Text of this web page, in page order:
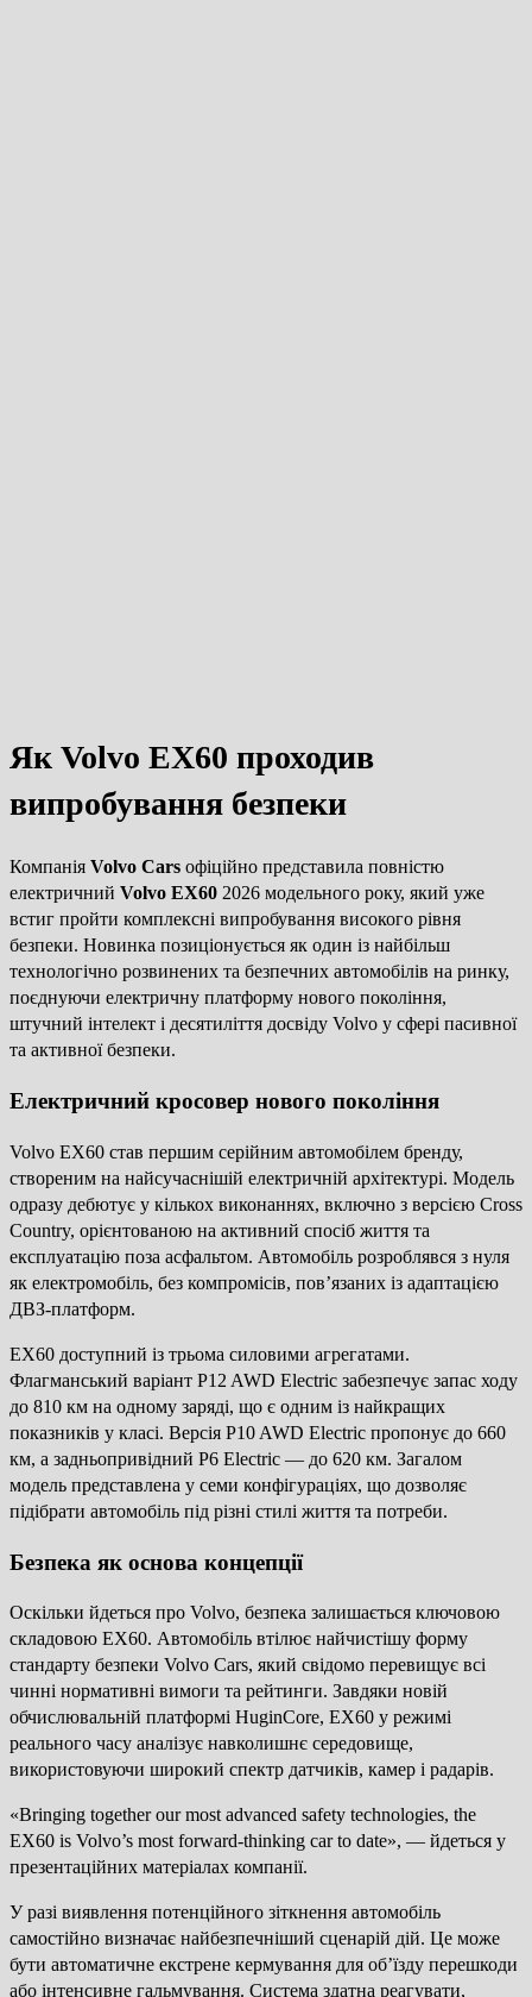
Як Volvo EX60 проходив
випробування безпеки
Компанія Volvo Cars офіційно представила повністю
електричний Volvo EX60 2026 модельного року, який уже
встиг пройти комплексні випробування високого рівня
безпеки. Новинка позиціонується як один із найбільш
технологічно розвинених та безпечних автомобілів на ринку,
поєднуючи електричну платформу нового покоління,
штучний інтелект і десятиліття досвіду Volvo у сфері пасивної
та активної безпеки.
Електричний кросовер нового покоління
Volvo EX60 став першим серійним автомобілем бренду,
створеним на найсучаснішій електричній архітектурі. Модель
одразу дебютує у кількох виконаннях, включно з версією Cross
Country, орієнтованою на активний спосіб життя та
експлуатацію поза асфальтом. Автомобіль розроблявся з нуля
як електромобіль, без компромісів, пов’язаних із адаптацією
ДВЗ-платформ.
EX60 доступний із трьома силовими агрегатами.
Флагманський варіант P12 AWD Electric забезпечує запас ходу
до 810 км на одному заряді, що є одним із найкращих
показників у класі. Версія P10 AWD Electric пропонує до 660
км, а задньопривідний P6 Electric — до 620 км. Загалом
модель представлена у семи конфігураціях, що дозволяє
підібрати автомобіль під різні стилі життя та потреби.
Безпека як основа концепції
Оскільки йдеться про Volvo, безпека залишається ключовою
складовою EX60. Автомобіль втілює найчистішу форму
стандарту безпеки Volvo Cars, який свідомо перевищує всі
чинні нормативні вимоги та рейтинги. Завдяки новій
обчислювальній платформі HuginCore, EX60 у режимі
реального часу аналізує навколишнє середовище,
використовуючи широкий спектр датчиків, камер і радарів.
«Bringing together our most advanced safety technologies, the
EX60 is Volvo’s most forward-thinking car to date», — йдеться у
презентаційних матеріалах компанії.
У разі виявлення потенційного зіткнення автомобіль
самостійно визначає найбезпечніший сценарій дій. Це може
бути автоматичне екстрене кермування для об’їзду перешкоди
або інтенсивне гальмування. Система здатна реагувати,